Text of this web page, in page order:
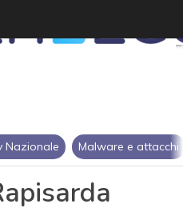
Nazionale Malware e attacchi